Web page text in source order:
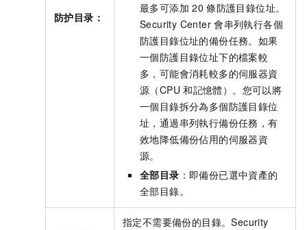
防护目录：
最多可添加 20 條防護目錄位址。
Security Center 會串列執行各個
防護目錄位址的備份任務。如果
一個防護目錄位址下的檔案較
多，可能會消耗較多的伺服器資
源（CPU 和記憶體）。您可以將
一個目錄拆分為多個防護目錄位
址，通過串列執行備份任務，有
效地降低備份佔用的伺服器資
源。
全部目录 ：即備份已選中資產的
全部目錄。
指定不需要備份的目錄。Security